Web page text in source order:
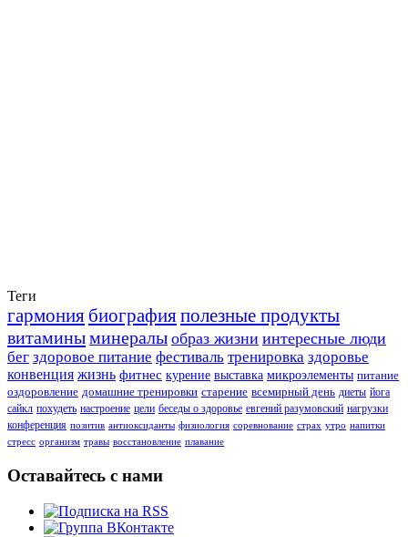
Теги
гармония биографияполезные продукты
витаминыминералы образ жизни интересные люди
бег здоровое питание фестиваль тренировка здоровье
конвенция жизнь фитнес курение выставка микроэлементы питание
оздоровление домашние тренировки старение всемирный день диеты йога
сайкл похудеть настроение цели беседы о здоровье евгений разумовский нагрузки
конференция позитив антиоксиданты физиология соревнование страх утро напитки
стресс организм травы восстановление плавание
Оставайтесь с нами